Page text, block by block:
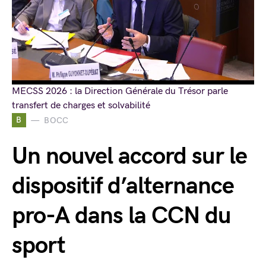
B BOCC
Un nouvel accord sur le
dispositif d’alternance
pro-A dans la CCN du
sport
MECSS 2026 : la Direction Générale du Trésor parle
transfert de charges et solvabilité